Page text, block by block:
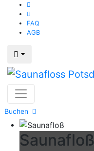
FAQ
AGB
Buchen
Saunafloß